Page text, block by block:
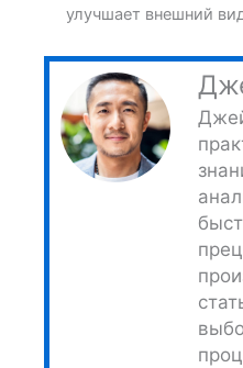
улучшает внешний